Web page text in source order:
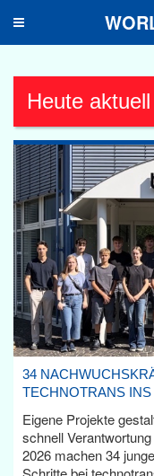
Toggle
Heute aktuell
34
TECHNOTRANS
Eigene Projekte
schnell
2026 machen 34